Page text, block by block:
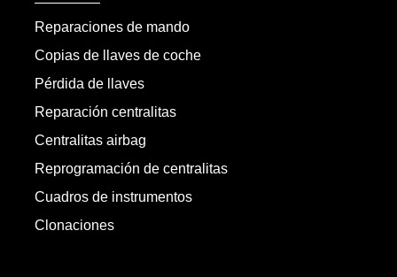
Reparaciones de mando
Copias de llaves de coche
Pérdida de llaves
Reparación centralitas
Centralitas airbag
Reprogramación de centralitas
Cuadros de instrumentos
Clonaciones